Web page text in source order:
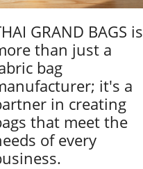
GRAND BAGS is
than just a
bag
it's a
in creating
that meet the
of every